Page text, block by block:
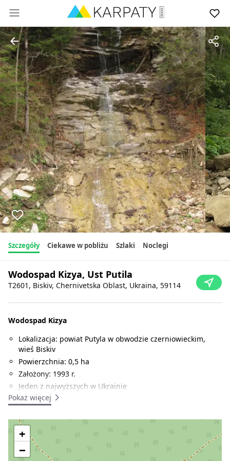
Szczegóły Ciekawe w pobliżu Szlaki Noclegi
Wodospad Kizya, Ust Putila
T2601, Biskiv, Chernivetska Oblast, Ukraina, 59114
Wodospad Kizya
Lokalizacja: powiat Putyla w obwodzie czerniowieckim,
wieś Biskiv
Powierzchnia: 0,5 ha
Założony: 1993 r.
Jeden z najwyższych w Ukrainie
Wysokość: 12 m.
Kaskada wodospadów z różnicą wysokości 16 m. Znajduje się
na strumieniu - prawym dopływie strumienia Biskiv. Strumień
przepływa przez wieś o tej samej nazwie i wpada do rzeki
Putilka. Ostatnio wodospad składa się z suchych kamieni, a
Pokaż więcej
+
−